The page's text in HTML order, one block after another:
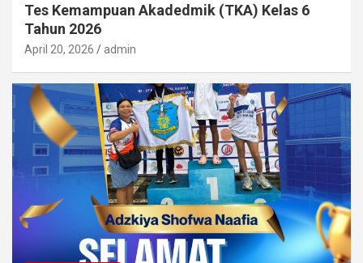
Tes Kemampuan Akadedmik (TKA) Kelas 6
Tahun 2026
April 20, 2026 admin